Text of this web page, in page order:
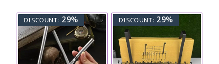
DISCOUNT: 29% DISCOUNT: 29%